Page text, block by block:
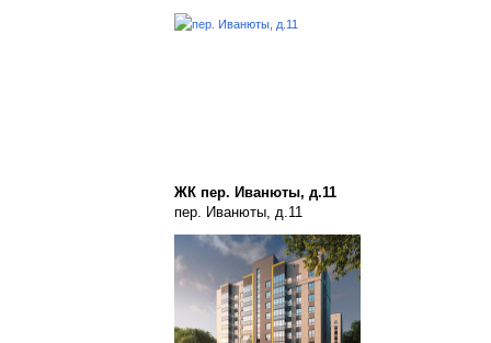
ЖК пер. Иванюты, д.11
пер. Иванюты, д.11